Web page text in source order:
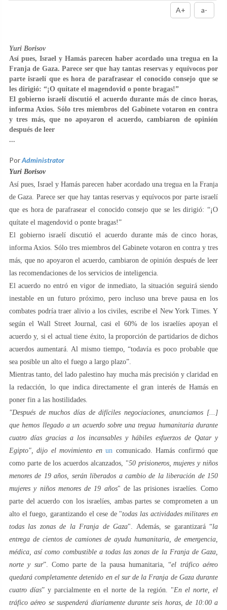
A+ a-
Yuri Borisov
Así pues, Israel y Hamás parecen haber acordado una tregua en la
Franja de Gaza. Parece ser que hay tantas reservas y equívocos por
parte israelí que es hora de parafrasear el conocido consejo que se
les dirigió: “¡O quítate el magendovid o ponte bragas!”
El gobierno israelí discutió el acuerdo durante más de cinco horas,
informa Axios. Sólo tres miembros del Gabinete votaron en contra
y tres más, que no apoyaron el acuerdo, cambiaron de opinión
después de leer
...
PorAdministrator
Yuri Borisov
Así pues, Israel y Hamás parecen haber acordado una tregua en la Franja
de Gaza. Parece ser que hay tantas reservas y equívocos por parte israelí
que es hora de parafrasear el conocido consejo que se les dirigió: “¡O
quítate el magendovid o ponte bragas!”
El gobierno israelí discutió el acuerdo durante más de cinco horas,
informa Axios. Sólo tres miembros del Gabinete votaron en contra y tres
más, que no apoyaron el acuerdo, cambiaron de opinión después de leer
las recomendaciones de los servicios de inteligencia.
El acuerdo no entró en vigor de inmediato, la situación seguirá siendo
inestable en un futuro próximo, pero incluso una breve pausa en los
combates podría traer alivio a los civiles, escribe el New York Times. Y
según el Wall Street Journal, casi el 60% de los israelíes apoyan el
acuerdo y, si el actual tiene éxito, la proporción de partidarios de dichos
acuerdos aumentará. Al mismo tiempo, “todavía es poco probable que
sea posible un alto el fuego a largo plazo”.
Mientras tanto, del lado palestino hay mucha más precisión y claridad en
la redacción, lo que indica directamente el gran interés de Hamás en
poner fin a las hostilidades.
"Después de muchos días de difíciles negociaciones, anunciamos [...]
que hemos llegado a un acuerdo sobre una tregua humanitaria durante
cuatro días gracias a los incansables y hábiles esfuerzos de Qatar y
Egipto", dijo el movimiento enun comunicado. Hamás confirmó que
como parte de los acuerdos alcanzados, "50 prisioneros, mujeres y niños
menores de 19 años, serán liberados a cambio de la liberación de 150
mujeres y niños menores de 19 años" de las prisiones israelíes. Como
parte del acuerdo con los israelíes, ambas partes se comprometen a un
alto el fuego, garantizando el cese de "todas las actividades militares en
todas las zonas de la Franja de Gaza". Además, se garantizará “la
entrega de cientos de camiones de ayuda humanitaria, de emergencia,
médica, así como combustible a todas las zonas de la Franja de Gaza,
norte y sur”. Como parte de la pausa humanitaria, “el tráfico aéreo
quedará completamente detenido en el sur de la Franja de Gaza durante
cuatro días” y parcialmente en el norte de la región. "En el norte, el
tráfico aéreo se suspenderá diariamente durante seis horas, de 10:00 a